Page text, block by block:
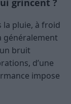
grincent ?
la pluie, à froid
généralement
bruit
d’une
impose